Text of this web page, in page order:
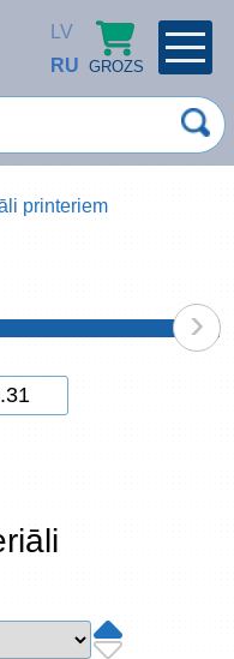
LV
RU GROZS
printeriem
›